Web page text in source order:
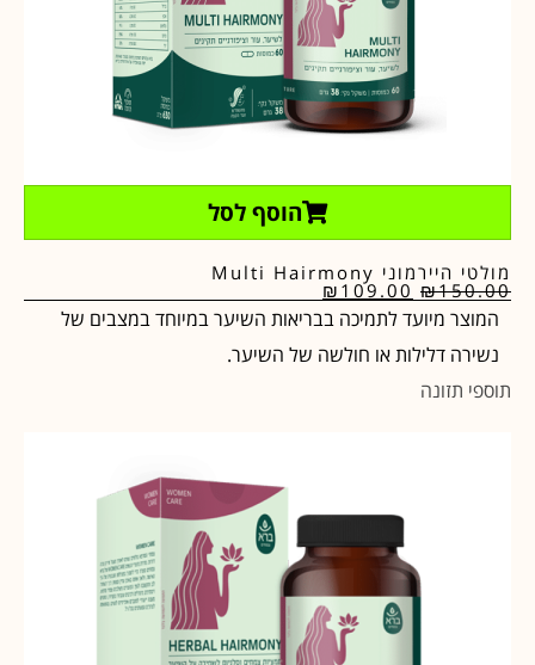
הוסף לסל
מולטי היירמוני Multi Hairmony
₪150.00
₪ 109.00
המוצר מיועד לתמיכה בבריאות השיער במיוחד במצבים של
נשירה דלילות או חולשה של השיער.
תוספי תזונה